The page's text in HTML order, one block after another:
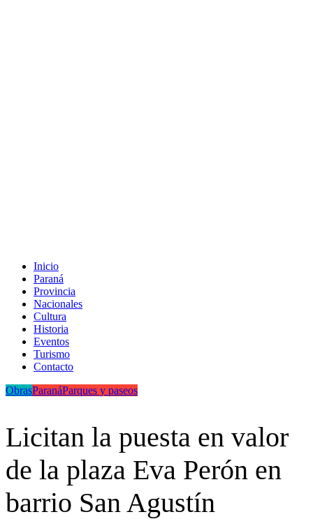
Inicio
Paraná
Provincia
Nacionales
Cultura
Historia
Eventos
Turismo
Contacto
ObrasParanáParques y paseos
Licitan la puesta en valor
de la plaza Eva Perón en
barrio San Agustín